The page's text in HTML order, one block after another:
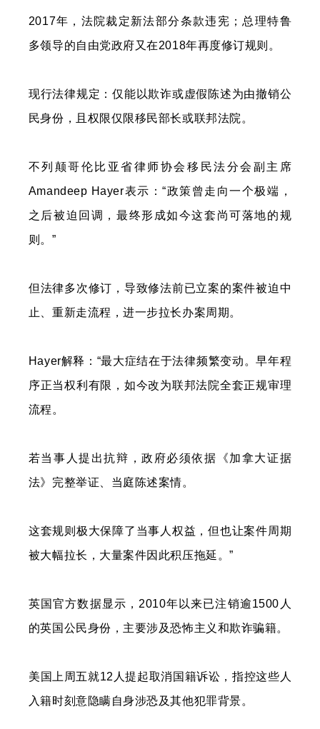
2017年，法院裁定新法部分条款违宪；总理特鲁
多领导的自由党政府又在2018年再度修订规则。
现行法律规定：仅能以欺诈或虚假陈述为由撤销公
民身份，且权限仅限移民部长或联邦法院。
不列颠哥伦比亚省律师协会移民法分会副主席
Amandeep Hayer表示：“政策曾走向一个极端，
之后被迫回调，最终形成如今这套尚可落地的规
则。”
但法律多次修订，导致修法前已立案的案件被迫中
止、重新走流程，进一步拉长办案周期。
Hayer解释：“最大症结在于法律频繁变动。早年程
序正当权利有限，如今改为联邦法院全套正规审理
流程。
若当事人提出抗辩，政府必须依据《加拿大证据
法》完整举证、当庭陈述案情。
这套规则极大保障了当事人权益，但也让案件周期
被大幅拉长，大量案件因此积压拖延。”
英国官方数据显示，2010年以来已注销逾1500人
的英国公民身份，主要涉及恐怖主义和欺诈骗籍。
美国上周五就12人提起取消国籍诉讼，指控这些人
入籍时刻意隐瞒自身涉恐及其他犯罪背景。